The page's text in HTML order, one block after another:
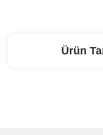
Ürün